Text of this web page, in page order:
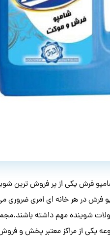
فرش یکی از پر فروش‌ ترین
در هر خانه ای امری ضروری می
شوینده مهم داشته
یکی از مراکز معتبر پخش و